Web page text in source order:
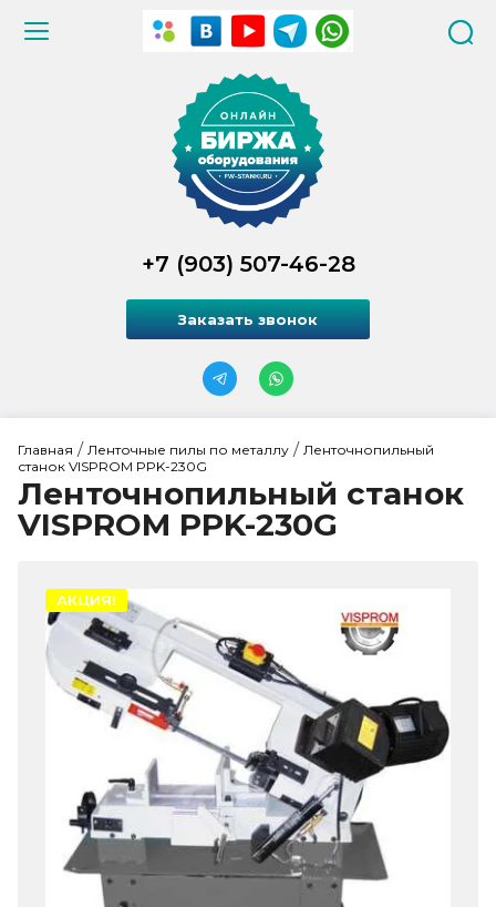
+7 (903) 507-46-28
Заказать звонок
Главная / Ленточные пилы по металлу / Ленточнопильный
станок VISPROM PPK-230G
Ленточнопильный станок
VISPROM PPK-230G
АКЦИЯ!